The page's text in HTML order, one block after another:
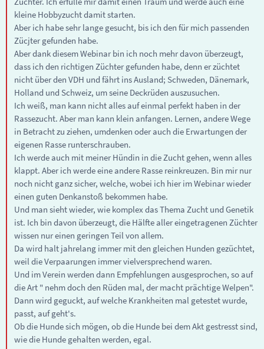
kleine Hobbyzucht damit starten.
Aber ich habe sehr lange gesucht, bis ich den für mich passenden
Zücjter gefunden habe.
Aber dank diesem Webinar bin ich noch mehr davon überzeugt,
dass ich den richtigen Züchter gefunden habe, denn er züchtet
nicht über den VDH und fährt ins Ausland; Schweden, Dänemark,
Holland und Schweiz, um seine Deckrüden auszusuchen.
Ich weiß, man kann nicht alles auf einmal perfekt haben in der
Rassezucht. Aber man kann klein anfangen. Lernen, andere Wege
in Betracht zu ziehen, umdenken oder auch die Erwartungen der
eigenen Rasse runterschrauben.
Ich werde auch mit meiner Hündin in die Zucht gehen, wenn alles
klappt. Aber ich werde eine andere Rasse reinkreuzen. Bin mir nur
noch nicht ganz sicher, welche, wobei ich hier im Webinar wieder
einen guten Denkanstoß bekommen habe.
Und man sieht wieder, wie komplex das Thema Zucht und Genetik
ist. Ich bin davon überzeugt, die Hälfte aller eingetragenen Züchter
wissen nur einen geringen Teil von allem.
Da wird halt jahrelang immer mit den gleichen Hunden gezüchtet,
weil die Verpaarungen immer vielversprechend waren.
Und im Verein werden dann Empfehlungen ausgesprochen, so auf
die Art " nehm doch den Rüden mal, der macht prächtige Welpen".
Dann wird geguckt, auf welche Krankheiten mal getestet wurde,
passt, auf geht's.
Ob die Hunde sich mögen, ob die Hunde bei dem Akt gestresst sind,
wie die Hunde gehalten werden, egal.